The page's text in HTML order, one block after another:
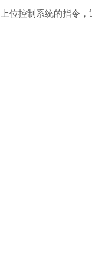
控制系统的指令，